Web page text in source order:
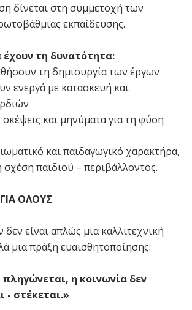
δίνεται στη συμμετοχή των
εκπαίδευσης.
έχουν τη δυνατότητα:
τη δημιουργία των έργων
ενεργά με κατασκευή και
και μηνύματα για τη φύση
και παιδαγωγικό χαρακτήρα,
σχέση παιδιού – περιβάλλοντος.
ΟΛΟΥΣ
είναι απλώς μια καλλιτεχνική
μια πράξη ευαισθητοποίησης:
η κοινωνία δεν
- στέκεται.»